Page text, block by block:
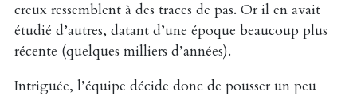
creux ressemblent à des traces de pas. Or il en avait
étudié d’autres, datant d’une époque beaucoup plus
récente (quelques milliers d’années).
Intriguée, l’équipe décide donc de pousser un peu